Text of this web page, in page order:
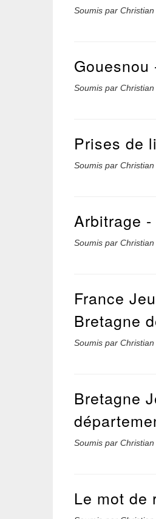
Soumis par Christian
Gouesnou
Soumis par Christian
Prises de
Soumis par Christian
Arbitrage
Soumis par Christian
France
Bretagne
Soumis par Christian
Bretagne
Soumis par Christian
Le mot de